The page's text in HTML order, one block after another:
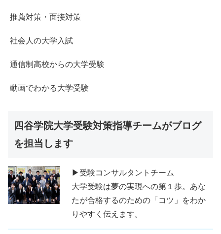
推薦対策・面接対策
社会人の大学入試
通信制高校からの大学受験
動画でわかる大学受験
四谷学院大学受験対策指導チームがブログ
を担当します
▶受験コンサルタントチーム
大学受験は夢の実現への第１歩。あな
たが合格するのための「コツ」をわか
りやすく伝えます。